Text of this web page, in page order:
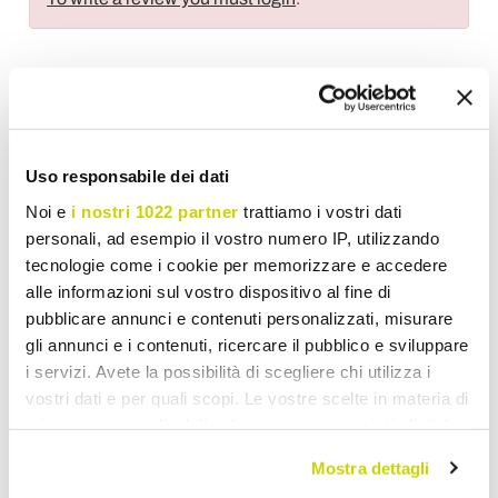
Uso responsabile dei dati
Noi e i nostri 1022 partner trattiamo i vostri dati
personali, ad esempio il vostro numero IP, utilizzando
tecnologie come i cookie per memorizzare e accedere
alle informazioni sul vostro dispositivo al fine di
pubblicare annunci e contenuti personalizzati, misurare
gli annunci e i contenuti, ricercare il pubblico e sviluppare
i servizi. Avete la possibilità di scegliere chi utilizza i
vostri dati e per quali scopi. Le vostre scelte in materia di
modificare o revocare il proprio consenso in qualsiasi
Mostra dettagli
Share
Classic Ceiling Lights